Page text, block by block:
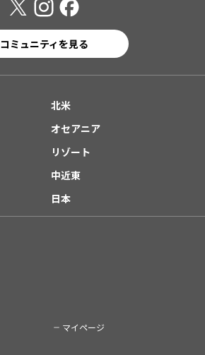
コミュニティを見る
北米
オセアニア
リゾート
中近東
日本
マイページ